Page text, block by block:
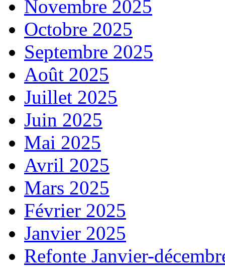
Novembre 2025
Octobre 2025
Septembre 2025
Août 2025
Juillet 2025
Juin 2025
Mai 2025
Avril 2025
Mars 2025
Février 2025
Janvier 2025
Refonte Janvier-